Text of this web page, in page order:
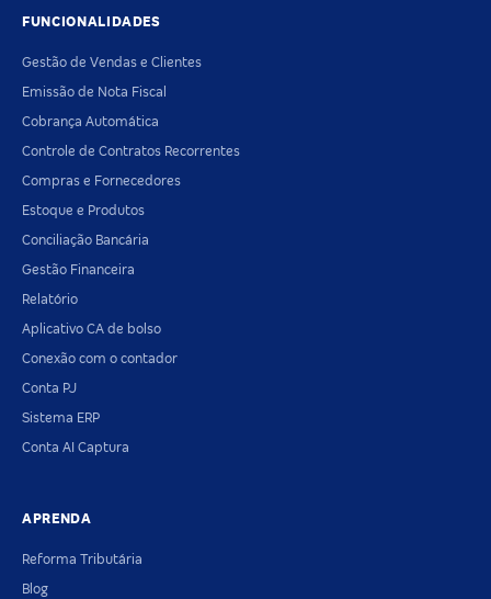
FUNCIONALIDADES
Gestão de Vendas e Clientes
Emissão de Nota Fiscal
Cobrança Automática
Controle de Contratos Recorrentes
Compras e Fornecedores
Estoque e Produtos
Conciliação Bancária
Gestão Financeira
Relatório
Aplicativo CA de bolso
Conexão com o contador
Conta PJ
Sistema ERP
Conta AI Captura
APRENDA
Reforma Tributária
Blog